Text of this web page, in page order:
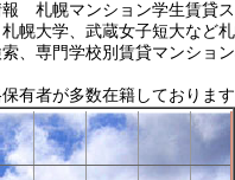
札幌マンション学生賃貸
幌大学、武蔵女子短大など
、専門学校別賃貸マンショ
有者が多数在籍しております